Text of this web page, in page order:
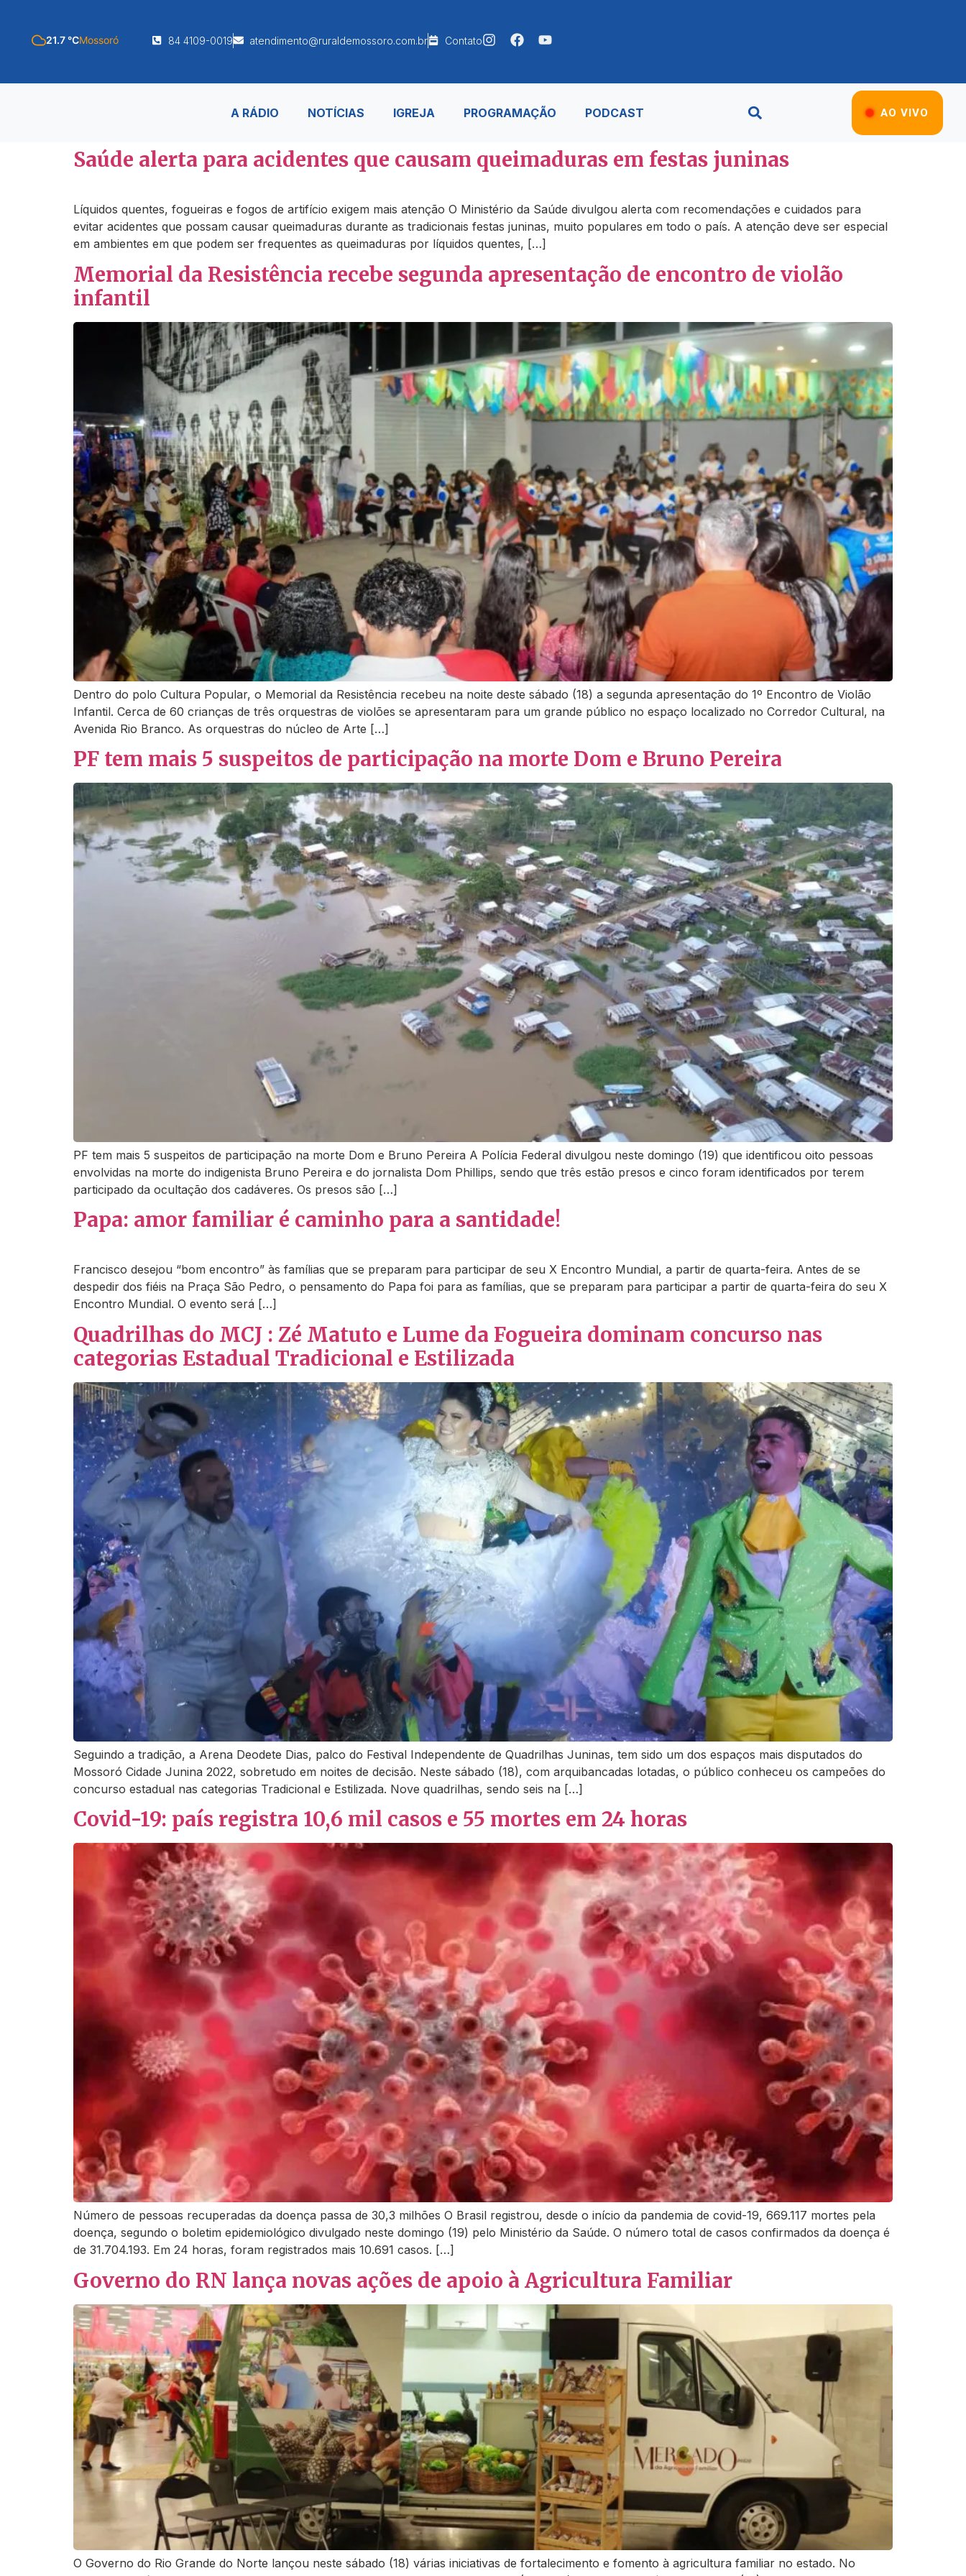
21.7 °CMossoró 84 4109-0019 atendimento@ruraldemossoro.com.br Contato
A RÁDIO NOTÍCIAS IGREJA PROGRAMAÇÃO PODCAST AO VIVO
Saúde alerta para acidentes que causam queimaduras em festas juninas
Líquidos quentes, fogueiras e fogos de artifício exigem mais atenção O Ministério da Saúde divulgou alerta com recomendações e cuidados para
evitar acidentes que possam causar queimaduras durante as tradicionais festas juninas, muito populares em todo o país. A atenção deve ser especial
em ambientes em que podem ser frequentes as queimaduras por líquidos quentes, […]
Memorial da Resistência recebe segunda apresentação de encontro de violão
infantil
Dentro do polo Cultura Popular, o Memorial da Resistência recebeu na noite deste sábado (18) a segunda apresentação do 1º Encontro de Violão
Infantil. Cerca de 60 crianças de três orquestras de violões se apresentaram para um grande público no espaço localizado no Corredor Cultural, na
Avenida Rio Branco. As orquestras do núcleo de Arte […]
PF tem mais 5 suspeitos de participação na morte Dom e Bruno Pereira
PF tem mais 5 suspeitos de participação na morte Dom e Bruno Pereira A Polícia Federal divulgou neste domingo (19) que identificou oito pessoas
envolvidas na morte do indigenista Bruno Pereira e do jornalista Dom Phillips, sendo que três estão presos e cinco foram identificados por terem
participado da ocultação dos cadáveres. Os presos são […]
Papa: amor familiar é caminho para a santidade!
Francisco desejou “bom encontro” às famílias que se preparam para participar de seu X Encontro Mundial, a partir de quarta-feira. Antes de se
despedir dos fiéis na Praça São Pedro, o pensamento do Papa foi para as famílias, que se preparam para participar a partir de quarta-feira do seu X
Encontro Mundial. O evento será […]
Quadrilhas do MCJ : Zé Matuto e Lume da Fogueira dominam concurso nas
categorias Estadual Tradicional e Estilizada
Seguindo a tradição, a Arena Deodete Dias, palco do Festival Independente de Quadrilhas Juninas, tem sido um dos espaços mais disputados do
Mossoró Cidade Junina 2022, sobretudo em noites de decisão. Neste sábado (18), com arquibancadas lotadas, o público conheceu os campeões do
concurso estadual nas categorias Tradicional e Estilizada. Nove quadrilhas, sendo seis na […]
Covid-19: país registra 10,6 mil casos e 55 mortes em 24 horas
Número de pessoas recuperadas da doença passa de 30,3 milhões O Brasil registrou, desde o início da pandemia de covid-19, 669.117 mortes pela
doença, segundo o boletim epidemiológico divulgado neste domingo (19) pelo Ministério da Saúde. O número total de casos confirmados da doença é
de 31.704.193. Em 24 horas, foram registrados mais 10.691 casos. […]
Governo do RN lança novas ações de apoio à Agricultura Familiar
O Governo do Rio Grande do Norte lançou neste sábado (18) várias iniciativas de fortalecimento e fomento à agricultura familiar no estado. No